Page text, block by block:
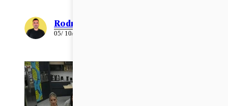
Rodrigo León
05/ 10/ 2023